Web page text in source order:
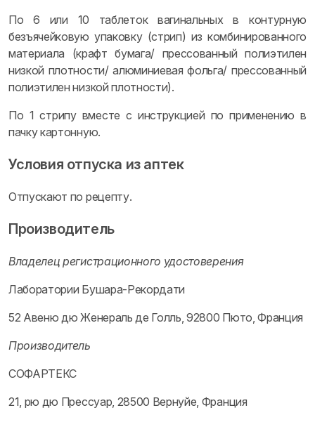
По 6 или 10 таблеток вагинальных в контурную
безъячейковую упаковку (стрип) из комбинированного
материала (крафт бумага/ прессованный полиэтилен
низкой плотности/ алюминиевая фольга/ прессованный
полиэтилен низкой плотности).
По 1 стрипу вместе с инструкцией по применению в
пачку картонную.
Условия отпуска из аптек
Отпускают по рецепту.
Производитель
Владелец регистрационного удостоверения
Лаборатории Бушара-Рекордати
52 Авеню дю Женераль де Голль, 92800 Пюто, Франция
Производитель
СОФАРТЕКС
21, рю дю Прессуар, 28500 Вернуйе, Франция